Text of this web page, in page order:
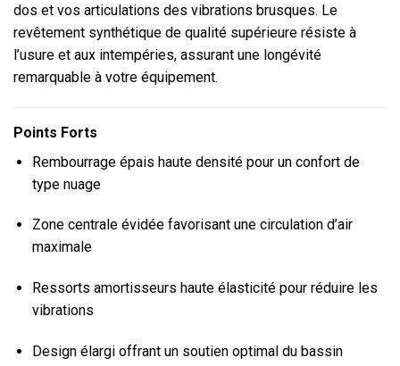
dos et vos articulations des vibrations brusques. Le
revêtement synthétique de qualité supérieure résiste à
l’usure et aux intempéries, assurant une longévité
remarquable à votre équipement.
Points Forts
Rembourrage épais haute densité pour un confort de
type nuage
Zone centrale évidée favorisant une circulation d’air
maximale
Ressorts amortisseurs haute élasticité pour réduire les
vibrations
Design élargi offrant un soutien optimal du bassin